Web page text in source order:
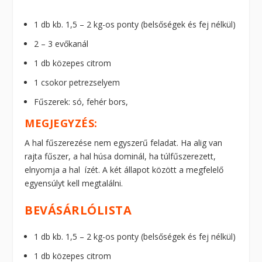
1 db kb. 1,5 – 2 kg-os ponty (belsőségek és fej nélkül)
2 – 3 evőkanál
1 db közepes citrom
1 csokor petrezselyem
Fűszerek: só, fehér bors,
MEGJEGYZÉS:
A hal fűszerezése nem egyszerű feladat. Ha alig van
rajta fűszer, a hal húsa dominál, ha túlfűszerezett,
elnyomja a hal ízét. A két állapot között a megfelelő
egyensúlyt kell megtalálni.
BEVÁSÁRLÓLISTA
1 db kb. 1,5 – 2 kg-os ponty (belsőségek és fej nélkül)
1 db közepes citrom